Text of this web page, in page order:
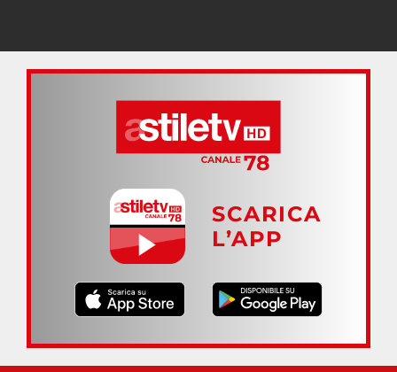
SCARICA
L’APP